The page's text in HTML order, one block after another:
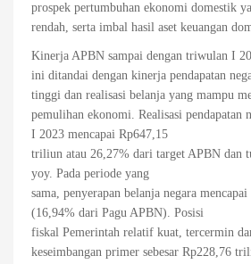
prospek pertumbuhan ekonomi domestik
rendah, serta imbal hasil aset keuangan
Kinerja APBN sampai dengan triwulan I
ini ditandai dengan kinerja pendapatan
tinggi dan realisasi belanja yang mampu
pemulihan ekonomi. Realisasi pendapatan
I 2023 mencapai Rp647,15
triliun atau 26,27% dari target APBN dan
yoy. Pada periode yang
sama, penyerapan belanja negara
(16,94% dari Pagu APBN). Posisi
fiskal Pemerintah relatif kuat, tercermin
keseimbangan primer sebesar Rp228,76